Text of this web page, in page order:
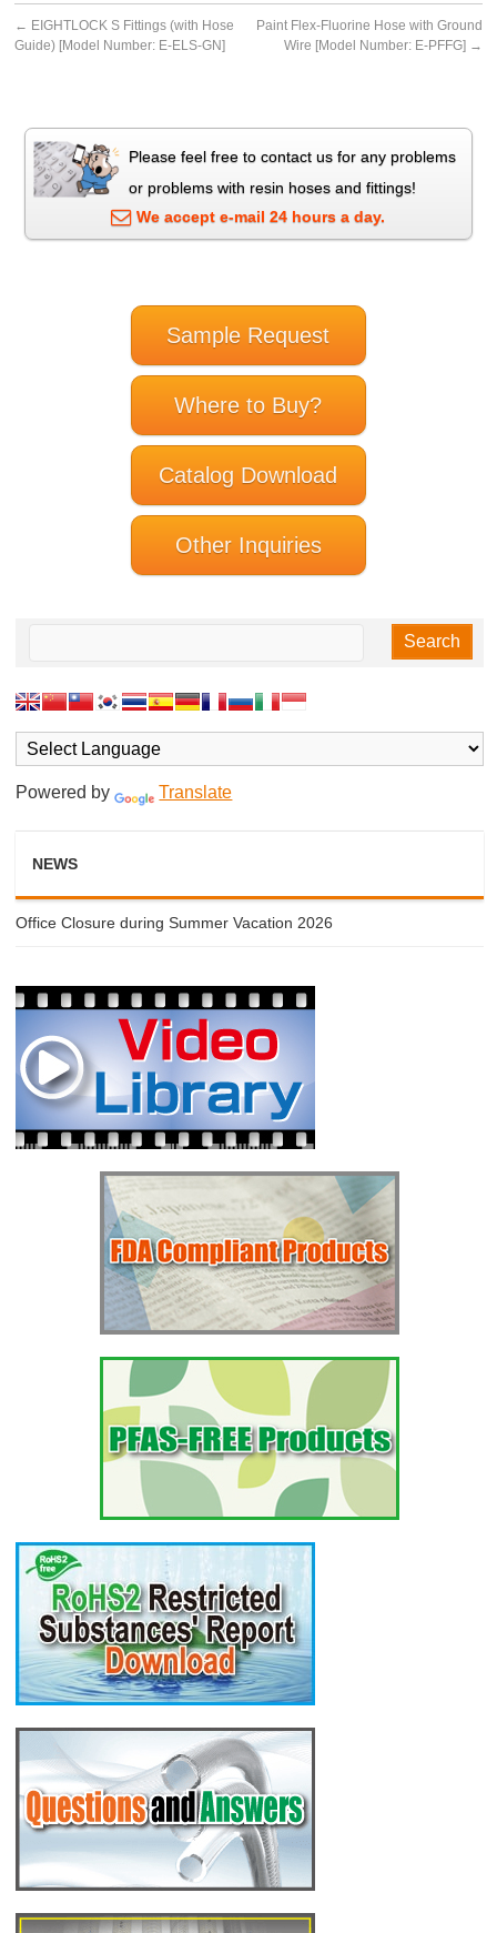
← EIGHTLOCK S Fittings (with Hose
Guide) [Model Number: E-ELS-GN]
Paint Flex-Fluorine Hose with Ground
Wire [Model Number: E-PFFG] →
Please feel free to contact us for any problems
or problems with resin hoses and fittings!
We accept e-mail 24 hours a day.
Sample Request
Where to Buy?
Catalog Download
Other Inquiries
Powered by Translate
NEWS
Office Closure during Summer Vacation 2026